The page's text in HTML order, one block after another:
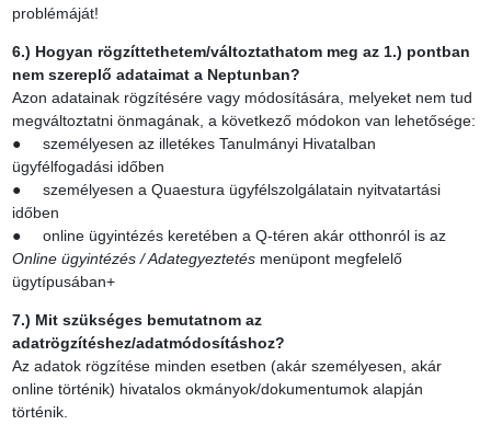
problémáját!
6.) Hogyan rögzíttethetem/változtathatom meg az 1.) pontban
nem szereplő adataimat a Neptunban?
Azon adatainak rögzítésére vagy módosítására, melyeket nem tud
megváltoztatni önmagának, a következő módokon van lehetősége:
● személyesen az illetékes Tanulmányi Hivatalban
ügyfélfogadási időben
● személyesen a Quaestura ügyfélszolgálatain nyitvatartási
időben
● online ügyintézés keretében a Q-téren akár otthonról is az
Online ügyintézés / Adategyeztetésmenüpont megfelelő
ügytípusában+
7.) Mit szükséges bemutatnom az
adatrögzítéshez/adatmódosításhoz?
Az adatok rögzítése minden esetben (akár személyesen, akár
online történik) hivatalos okmányok/dokumentumok alapján
történik.